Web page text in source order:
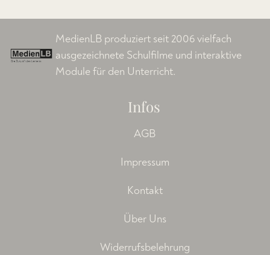
MedienLB produziert seit 2006 vielfach
ausgezeichnete Schulfilme und interaktive
Module für den Unterricht.
Infos
AGB
Impressum
Kontakt
Über Uns
Widerrufsbelehrung